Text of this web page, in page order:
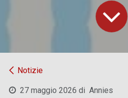
Notizie
27 maggio 2026 di Annies